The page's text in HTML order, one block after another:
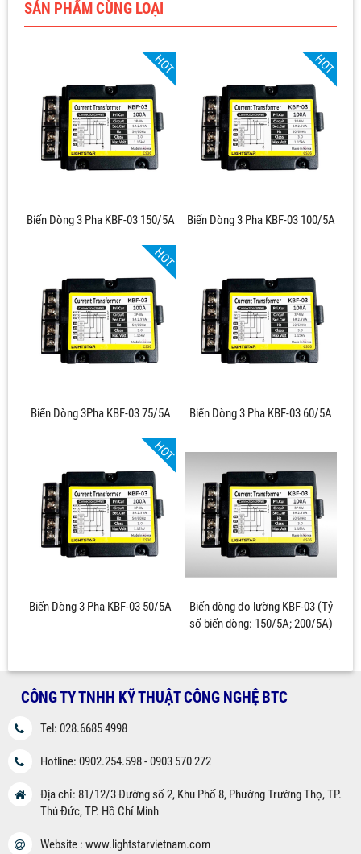
SẢN PHẨM CÙNG LOẠI
HOT
Biến Dòng 3 Pha KBF-03 150/5A
HOT
Biến Dòng 3 Pha KBF-03 100/5A
HOT
Biến Dòng 3Pha KBF-03 75/5A Biến Dòng 3 Pha KBF-03 60/5A
HOT
Biến Dòng 3 Pha KBF-03 50/5A
Biến dòng đo lường KBF-03 (Tỷ
số biến dòng: 150/5A; 200/5A)
CÔNG TY TNHH KỸ THUẬT CÔNG NGHỆ BTC
Tel: 028.6685 4998
Hotline: 0902.254.598 - 0903 570 272
Địa chỉ: 81/12/3 Đường số 2, Khu Phố 8, Phường Trường Thọ, TP.
Thủ Đức, TP. Hồ Chí Minh
Website : www.lightstarvietnam.com